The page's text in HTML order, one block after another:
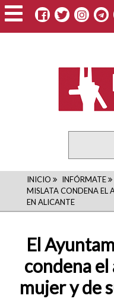
Pasar
al
contenido
INICIO INFÓRMATE
MISLATA CONDENA EL
EN ALICANTE
El
condena el
mujer y de